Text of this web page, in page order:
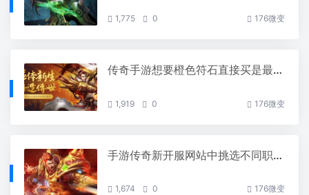
1,775 0 176微变
传奇手游想要橙色符石直接买是最快的
1,919 0 176微变
手游传奇新开服网站中挑选不同职业有什么影响
1,674 0 176微变